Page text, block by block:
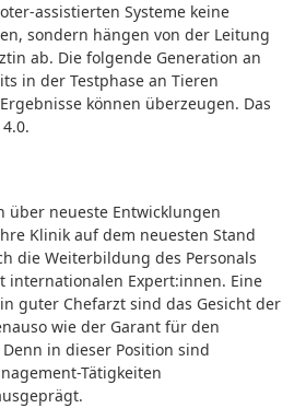
assistierten Systeme keine
sondern hängen von der Leitung
ab. Die folgende Generation an
in der Testphase an Tieren
können überzeugen. Das
über neueste Entwicklungen
Klinik auf dem neuesten Stand
die Weiterbildung des Personals
internationalen Expert:innen. Eine
guter Chefarzt sind das Gesicht der
wie der Garant für den
in dieser Position sind
Tätigkeiten